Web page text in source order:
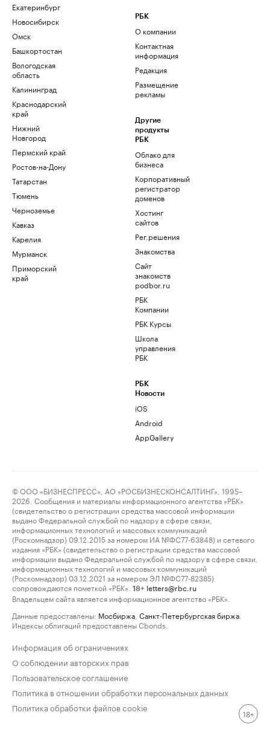
Екатеринбург
Новосибирск
Омск
Башкортостан
Вологодская
область
Калининград
Краснодарский
край
Нижний
Новгород
Пермский край
Ростов-на-Дону
Татарстан
Тюмень
Черноземье
Кавказ
Карелия
Мурманск
Приморский
край
РБК
О компании
Контактная
информация
Редакция
Размещение
рекламы
Другие
продукты
РБК
Облако для
бизнеса
Корпоративный
регистратор
доменов
Хостинг
сайтов
Рег.решения
Знакомства
Сайт
знакомств
podbor.ru
РБК
Компании
РБК Курсы
Школа
управления
РБК
РБК
Новости
iOS
Android
AppGallery
© ООО «БИЗНЕСПРЕСС», АО «РОСБИЗНЕСКОНСАЛТИНГ», 1995–
2026. Сообщения и материалы информационного агентства «РБК»
(свидетельство о регистрации средства массовой информации
выдано Федеральной службой по надзору в сфере связи,
информационных технологий и массовых коммуникаций
(Роскомнадзор) 09.12.2015 за номером ИА №ФС77-63848) и сетевого
издания «РБК» (свидетельство о регистрации средства массовой
информации выдано Федеральной службой по надзору в сфере связи,
информационных технологий и массовых коммуникаций
(Роскомнадзор) 03.12.2021 за номером ЭЛ №ФС77-82385)
сопровождаются пометкой «РБК».
18+ letters@rbc.ru
Владельцем сайта является информационное агентство «РБК».
Данные предоставлены: Мосбиржа Санкт-Петербургская биржа
Индексы облигаций предоставлены Cbonds.
Информация об ограничениях
О соблюдении авторских прав
Пользовательское соглашение
Политика в отношении обработки персональных данных
Политика обработки файлов cookie
18+